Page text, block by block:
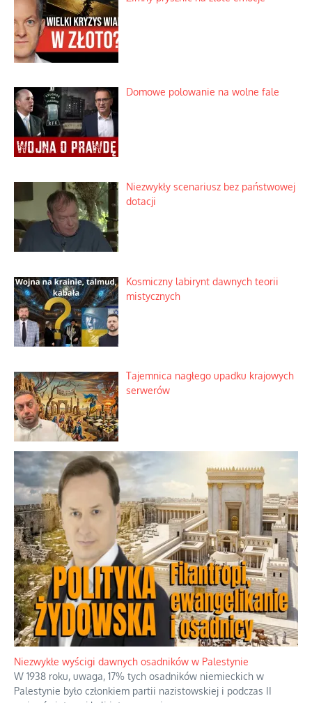
Domowe polowanie na wolne fale
Niezwykły scenariusz bez państwowej
dotacji
Kosmiczny labirynt dawnych teorii
mistycznych
Tajemnica nagłego upadku krajowych
serwerów
Niezwykłe wyścigi dawnych osadników w Palestynie
W 1938 roku, uwaga, 17% tych osadników niemieckich w
Palestynie było członkiem partii nazistowskiej i podczas II